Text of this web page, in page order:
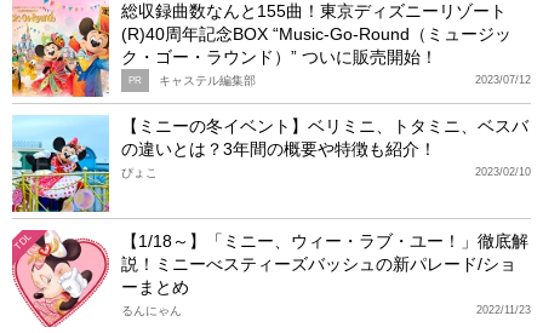
総収録曲数なんと155曲！東京ディズニーリゾート
(R)40周年記念BOX “Music-Go-Round（ミュージッ
ク・ゴー・ラウンド）” ついに販売開始！
2023/07/12
PR キャステル編集部
【ミニーの冬イベント】ベリミニ、トタミニ、ベスバ
の違いとは？3年間の概要や特徴も紹介！
2023/02/10
ぴょこ
TDL
【1/18～】「ミニー、ウィー・ラブ・ユー！」徹底解
説！ミニーべスティーズバッシュの新パレード/ショ
ーまとめ
2022/11/23
るんにゃん